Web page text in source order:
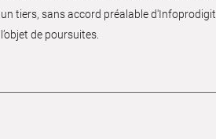
un tiers, sans accord préalable
l’objet de poursuites.